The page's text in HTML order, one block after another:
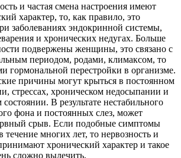
и частая смена настроения имеют
характер, то, как правило, это
заболеваниях эндокринной системы,
и хронических недугах. Больше
подвержены женщины, это связано с
периодом, родами, климаксом, то
гормональной перестройки в организме.
причины могут крыться в постоянном
стрессах, хроническом недосыпании и
В результате нестабильного
фона и постоянных слез, может
срыв. Если подобные симптомы
течение многих лет, то нервозность и
хронический характер и такое
сложно вылечить.